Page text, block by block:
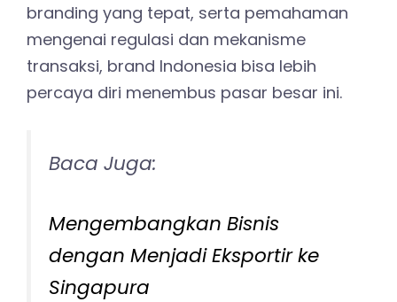
branding yang tepat, serta pemahaman
mengenai regulasi dan mekanisme
transaksi, brand Indonesia bisa lebih
percaya diri menembus pasar besar ini.
Baca Juga:
Mengembangkan Bisnis
dengan Menjadi Eksportir ke
Singapura